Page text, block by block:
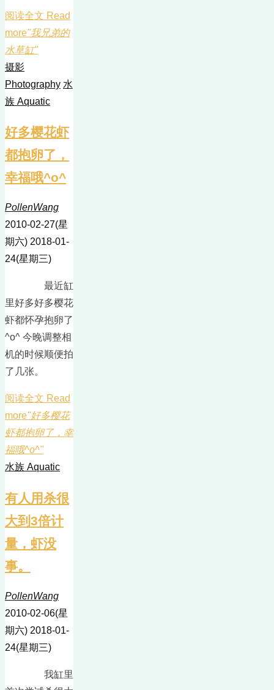
阅读全文 Read
more"我兄弟的
水草缸"
摄影
Photography 水
族 Aquatic
好多樱花虾
都抱卵了，
幸福哦^o^
PollenWang
2010-02-27(星
期六) 2018-01-
24(星期三)
最近缸
里好多好多樱花
虾都怀孕抱卵了
^o^ 今晚调整相
机的时候顺便拍
了几张。
阅读全文 Read
more"好多樱花
虾都抱卵了，幸
福哦^o^"
水族 Aquatic
有人用杀很
大到3倍计
量，虾没
事。
PollenWang
2010-02-06(星
期六) 2018-01-
24(星期三)
我缸里